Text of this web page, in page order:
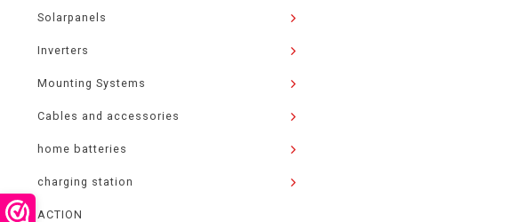
Solarpanels
Inverters
Mounting Systems
Cables and accessories
home batteries
charging station
ACTION